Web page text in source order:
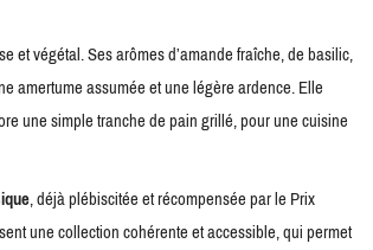
et végétal. Ses arômes d’amande fraîche, de basilic,
amertume assumée et une légère ardence. Elle
une simple tranche de pain grillé, pour une cuisine
, déjà plébiscitée et récompensée par le Prix
une collection cohérente et accessible, qui permet